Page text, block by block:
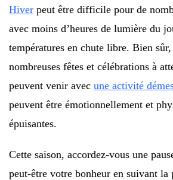
Hiver peut être difficile pour de
avec moins d’heures de lumière du
températures en chute libre. Bien
nombreuses fêtes et célébrations à
peuvent venir avec une activité
peuvent être émotionnellement et
épuisantes.
Cette saison, accordez-vous une
peut-être votre bonheur en suivant la